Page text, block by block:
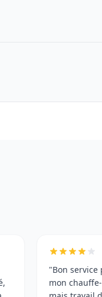
"Bon
mon